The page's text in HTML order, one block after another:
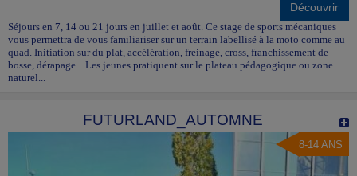
Découvrir
Séjours en 7, 14 ou 21 jours en juillet et août. Ce stage de sports mécaniques
vous permettra de vous familiariser sur un terrain labellisé à la moto comme au
quad. Initiation sur du plat, accélération, freinage, cross, franchissement de
bosse, dérapage... Les jeunes pratiquent sur le plateau pédagogique ou zone
naturel...
FUTURLAND_AUTOMNE
8-14 ANS